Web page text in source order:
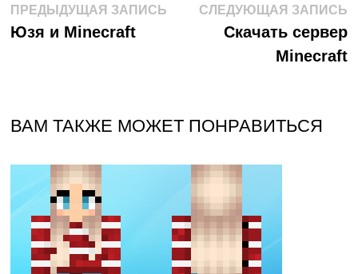
Навигация
по
ПРЕДЫДУЩАЯ ЗАПИСЬ Предыдущая
Юзя и Minecraft
СЛЕДУЮЩАЯ ЗАПИСЬ
Скачать сервер
Minecraft
ВАМ ТАКЖЕ МОЖЕТ ПОНРАВИТЬСЯ